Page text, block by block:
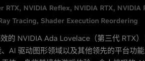
RTX NVIDIA Reflex NVIDIA RTX NVIDIA
Tracing Shader Execution Reordering
的 NVIDIA Ada Lovelace（第三代 RTX
AI 驱动图形领域以及其他领先的平台功